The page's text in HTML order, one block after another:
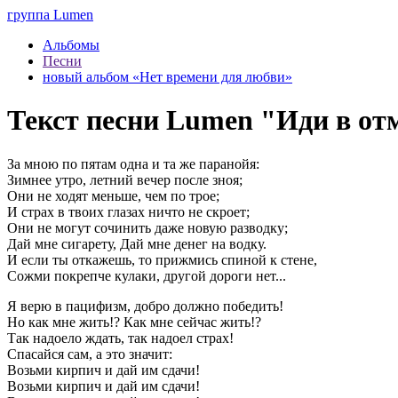
группа Lumen
Альбомы
Песни
новый альбом «Нет времени для любви»
Текст песни Lumen "Иди в
За мною по пятам одна и та же паранойя:
Зимнее утро, летний вечер после зноя;
Они не ходят меньше, чем по трое;
И страх в твоих глазах ничто не скроет;
Они не могут сочинить даже новую разводку;
Дай мне сигарету, Дай мне денег на водку.
И если ты откажешь, то прижмись спиной к стене,
Сожми покрепче кулаки, другой дороги нет...
Я верю в пацифизм, добро должно победить!
Но как мне жить!? Как мне сейчас жить!?
Так надоело ждать, так надоел страх!
Спасайся сам, а это значит:
Возьми кирпич и дай им сдачи!
Возьми кирпич и дай им сдачи!